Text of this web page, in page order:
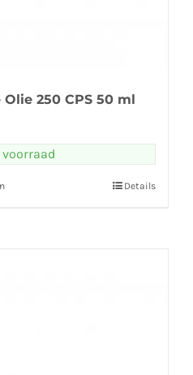
250 CPS 50 ml
voorraad
Details